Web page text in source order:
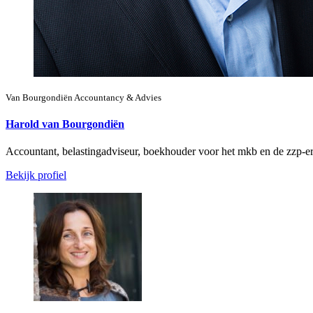
Van Bourgondiën Accountancy & Advies
Harold van Bourgondiën
Accountant, belastingadviseur, boekhouder voor het mkb en de zzp-
Bekijk profiel